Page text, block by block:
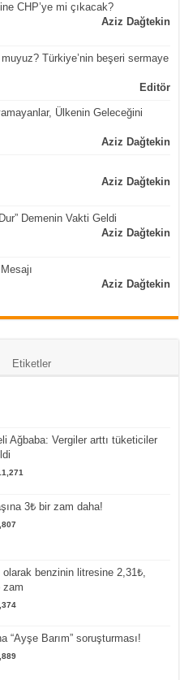
CHP’ye mi çıkacak?
Aziz Dağtekin
Türkiye’nin beşeri sermaye
Editör
Ülkenin Geleceğini
Aziz Dağtekin
Aziz Dağtekin
Demenin Vakti Geldi
Aziz Dağtekin
Aziz Dağtekin
Etiketler
Ağbaba: Vergiler arttı tüketiciler
3₺ bir zam daha!
olarak benzinin litresine 2,31₺,
zam
“Ayşe Barım” soruşturması!